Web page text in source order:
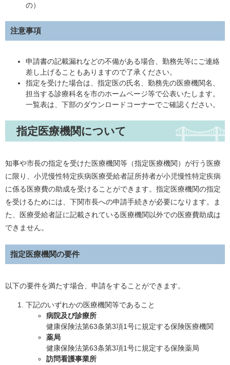
の）
注意事項
申請書の記載漏れなどの不備がある場合、勤務先等にご連絡
差し上げることもありますので了承ください。
指定を受けた場合は、指定医の氏名、勤務先の医療機関名、
担当する診療科名を市のホームページ等で公表いたします。
一覧表は、下部のダウンロードコーナーでご確認ください。
指定医療機関について
知事や市長の指定を受けた医療機関等（指定医療機関）が行う医療
に限り、小児慢性特定疾病医療受給者証所持者が小児慢性特定疾病
に係る医療費の助成を受けることができます。指定医療機関の指定
を受けるためには、下関市長への申請手続きが必要になります。ま
た、医療受給者証に記載されている医療機関以外での医療費助成は
できません。
指定医療機関の要件
以下の要件を満たす場合、申請をすることができます。
下記のいずれかの医療機関等であること
病院及び診療所
健康保険法第63条第3項1号に規定する保険医療機関
薬局
健康保険法第63条第3項1号に規定する保険薬局
訪問看護事業所